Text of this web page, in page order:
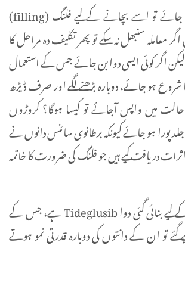
دانتوں میں کیڑا لگ جائے تو اسے بچانے کے لیے فلنگ (filling)
معاملہ سنبھل نہ سکے تو پھر تکلیف دہ مراحل کا
اگر کوئی ایسی دوا بن جائے جس کے استعمال
ہو جائے، دوبارہ بڑھنے لگے اور صرف ڈیڑھ
میں واپس آجائے تو کیسا ہوگا؟ کروڑوں
پورا ہو جائے کیونکہ برطانوی سائنس دانوں نے
دریافت کیے ہیں جو فلنگ کی ضرورت کا خاتمہ
یہ الزائمر کے مرض کے لیے بنائی گئی دوا Tideglusib ہے، جس کے
تو ان کے دانتوں کی دوبارہ قدرتی نمو ہوتے